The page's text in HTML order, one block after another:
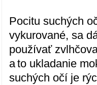
Pocitu suchých
vykurované, sa
používať
a to ukladanie
suchých očí je